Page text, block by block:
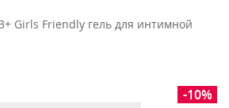
3+ Girls Friendly гель для интимной
-10%